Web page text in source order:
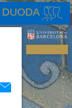
DUODA